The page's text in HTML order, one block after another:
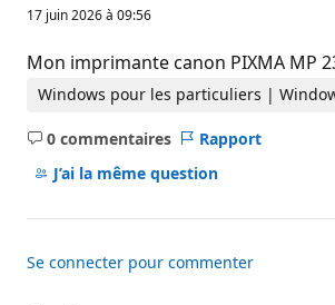
i
t
s
d
e
é
u
t
o
n
17 juin 2026 à 09:56
Mon imprimante canon PIXMA MP
Windows pour les particuliers |
0 commentaires
Aucun
commentaire
Rapport
J’ai la même question
Se connecter pour commenter